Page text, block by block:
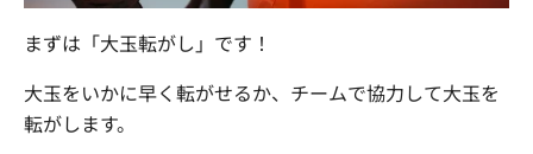
まずは「大玉転がし」です！
大玉をいかに早く転がせるか、チームで協力して大玉を
転がします。